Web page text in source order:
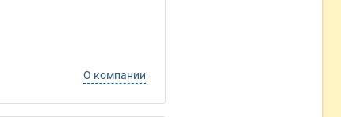
О компании